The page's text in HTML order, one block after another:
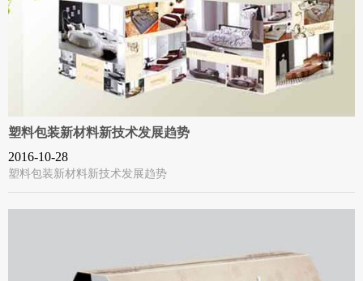
塑料包装新材料新技术发展趋势
2016-10-28
塑料包装新材料新技术发展趋势